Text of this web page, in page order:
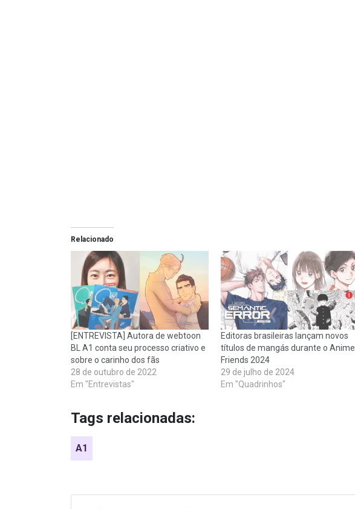
Relacionado
[ENTREVISTA] Autora de webtoon
BL A1 conta seu processo criativo e
sobre o carinho dos fãs
28 de outubro de 2022
Em "Entrevistas"
Editoras brasileiras lançam novos
títulos de mangás durante o Anime
Friends 2024
29 de julho de 2024
Em "Quadrinhos"
Tags relacionadas:
A1